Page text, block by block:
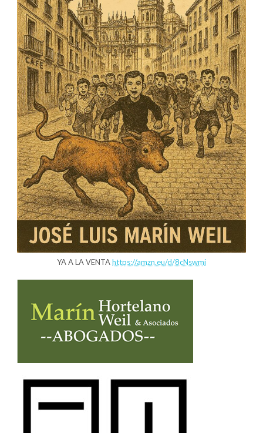
YA A LA VENTAhttps://amzn.eu/d/8cNswmj